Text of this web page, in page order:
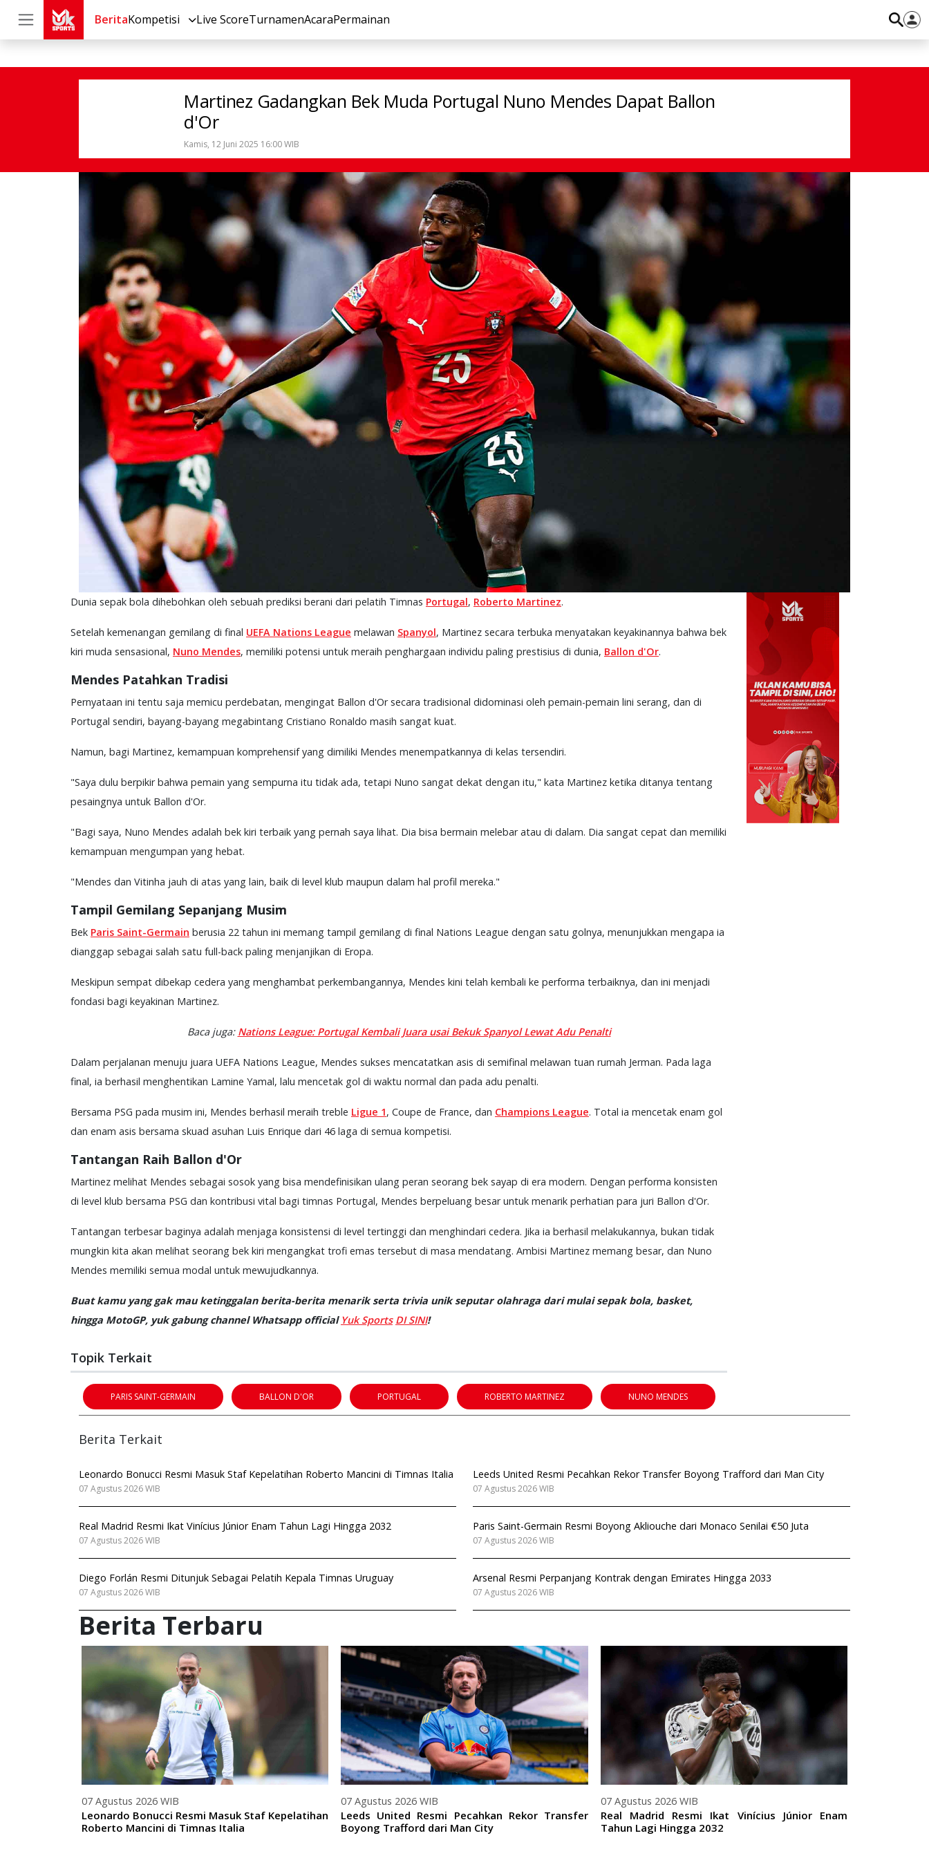
BeritaKompetisi Live ScoreTurnamenAcaraPermainan
Martinez Gadangkan Bek Muda Portugal Nuno Mendes Dapat Ballon
d'Or
Kamis, 12 Juni 2025 16:00 WIB
Dunia sepak bola dihebohkan oleh sebuah prediksi berani dari pelatih Timnas Portugal, Roberto Martinez.
Setelah kemenangan gemilang di final UEFA Nations League melawan Spanyol, Martinez secara terbuka menyatakan keyakinannya bahwa bek
kiri muda sensasional, Nuno Mendes, memiliki potensi untuk meraih penghargaan individu paling prestisius di dunia, Ballon d'Or.
Mendes Patahkan Tradisi
Pernyataan ini tentu saja memicu perdebatan, mengingat Ballon d'Or secara tradisional didominasi oleh pemain-pemain lini serang, dan di
Portugal sendiri, bayang-bayang megabintang Cristiano Ronaldo masih sangat kuat.
Namun, bagi Martinez, kemampuan komprehensif yang dimiliki Mendes menempatkannya di kelas tersendiri.
"Saya dulu berpikir bahwa pemain yang sempurna itu tidak ada, tetapi Nuno sangat dekat dengan itu," kata Martinez ketika ditanya tentang
pesaingnya untuk Ballon d'Or.
"Bagi saya, Nuno Mendes adalah bek kiri terbaik yang pernah saya lihat. Dia bisa bermain melebar atau di dalam. Dia sangat cepat dan memiliki
kemampuan mengumpan yang hebat.
"Mendes dan Vitinha jauh di atas yang lain, baik di level klub maupun dalam hal profil mereka."
Tampil Gemilang Sepanjang Musim
Bek Paris Saint-Germain berusia 22 tahun ini memang tampil gemilang di final Nations League dengan satu golnya, menunjukkan mengapa ia
dianggap sebagai salah satu full-back paling menjanjikan di Eropa.
Meskipun sempat dibekap cedera yang menghambat perkembangannya, Mendes kini telah kembali ke performa terbaiknya, dan ini menjadi
fondasi bagi keyakinan Martinez.
Baca juga: Nations League: Portugal Kembali Juara usai Bekuk Spanyol Lewat Adu Penalti
Dalam perjalanan menuju juara UEFA Nations League, Mendes sukses mencatatkan asis di semifinal melawan tuan rumah Jerman. Pada laga
final, ia berhasil menghentikan Lamine Yamal, lalu mencetak gol di waktu normal dan pada adu penalti.
Bersama PSG pada musim ini, Mendes berhasil meraih treble Ligue 1, Coupe de France, dan Champions League. Total ia mencetak enam gol
dan enam asis bersama skuad asuhan Luis Enrique dari 46 laga di semua kompetisi.
Tantangan Raih Ballon d'Or
Martinez melihat Mendes sebagai sosok yang bisa mendefinisikan ulang peran seorang bek sayap di era modern. Dengan performa konsisten
di level klub bersama PSG dan kontribusi vital bagi timnas Portugal, Mendes berpeluang besar untuk menarik perhatian para juri Ballon d'Or.
Tantangan terbesar baginya adalah menjaga konsistensi di level tertinggi dan menghindari cedera. Jika ia berhasil melakukannya, bukan tidak
mungkin kita akan melihat seorang bek kiri mengangkat trofi emas tersebut di masa mendatang. Ambisi Martinez memang besar, dan Nuno
Mendes memiliki semua modal untuk mewujudkannya.
Buat kamu yang gak mau ketinggalan berita-berita menarik serta trivia unik seputar olahraga dari mulai sepak bola, basket,
hingga MotoGP, yuk gabung channel Whatsapp official Yuk Sports DI SINI!
Topik Terkait
PARIS SAINT-GERMAIN BALLON D'OR PORTUGAL ROBERTO MARTINEZ NUNO MENDES
Berita Terkait
Leonardo Bonucci Resmi Masuk Staf Kepelatihan Roberto Mancini di Timnas Italia
07 Agustus 2026 WIB
Leeds United Resmi Pecahkan Rekor Transfer Boyong Trafford dari Man City
07 Agustus 2026 WIB
Real Madrid Resmi Ikat Vinícius Júnior Enam Tahun Lagi Hingga 2032
07 Agustus 2026 WIB
Paris Saint-Germain Resmi Boyong Akliouche dari Monaco Senilai €50 Juta
07 Agustus 2026 WIB
Diego Forlán Resmi Ditunjuk Sebagai Pelatih Kepala Timnas Uruguay
07 Agustus 2026 WIB
Arsenal Resmi Perpanjang Kontrak dengan Emirates Hingga 2033
07 Agustus 2026 WIB
Berita Terbaru
07 Agustus 2026 WIB
Leonardo Bonucci Resmi Masuk Staf Kepelatihan
Roberto Mancini di Timnas Italia
07 Agustus 2026 WIB
Leeds United Resmi Pecahkan Rekor Transfer
Boyong Trafford dari Man City
07 Agustus 2026 WIB
Real Madrid Resmi Ikat Vinícius Júnior Enam
Tahun Lagi Hingga 2032